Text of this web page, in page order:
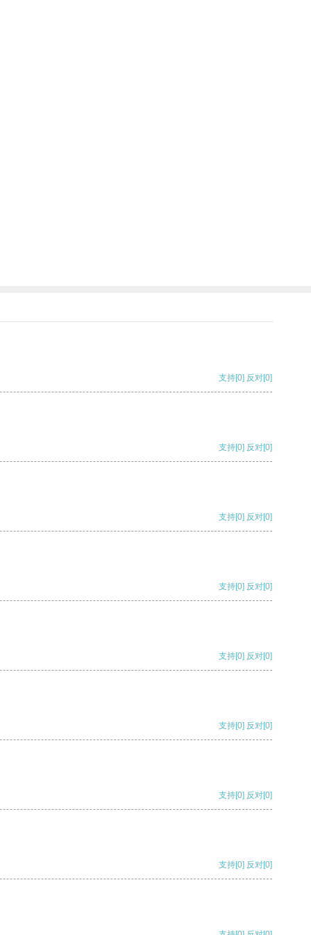
支持[0] 反对[0]
支持[0] 反对[0]
支持[0] 反对[0]
支持[0] 反对[0]
支持[0] 反对[0]
支持[0] 反对[0]
支持[0] 反对[0]
支持[0] 反对[0]